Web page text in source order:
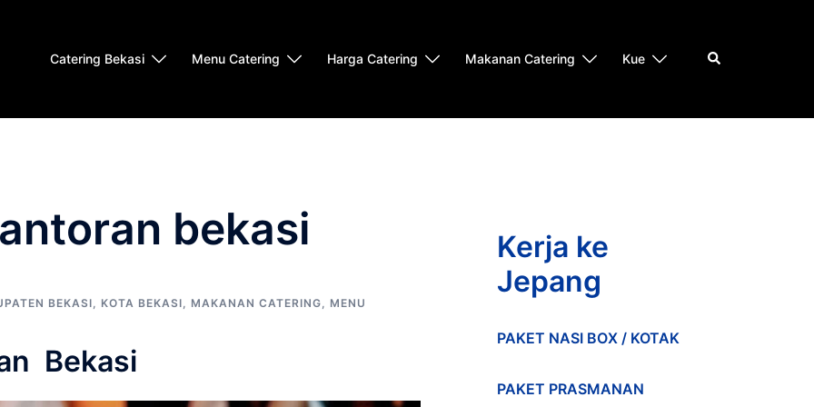
Catering Bekasi Menu Catering Harga Catering Makanan Catering Kue Search
bekasi
BEKASI KOTA BEKASI MAKANAN CATERING
MENU
Bekasi
Kerja ke
Jepang
PAKET NASI BOX / KOTAK
PAKET PRASMANAN